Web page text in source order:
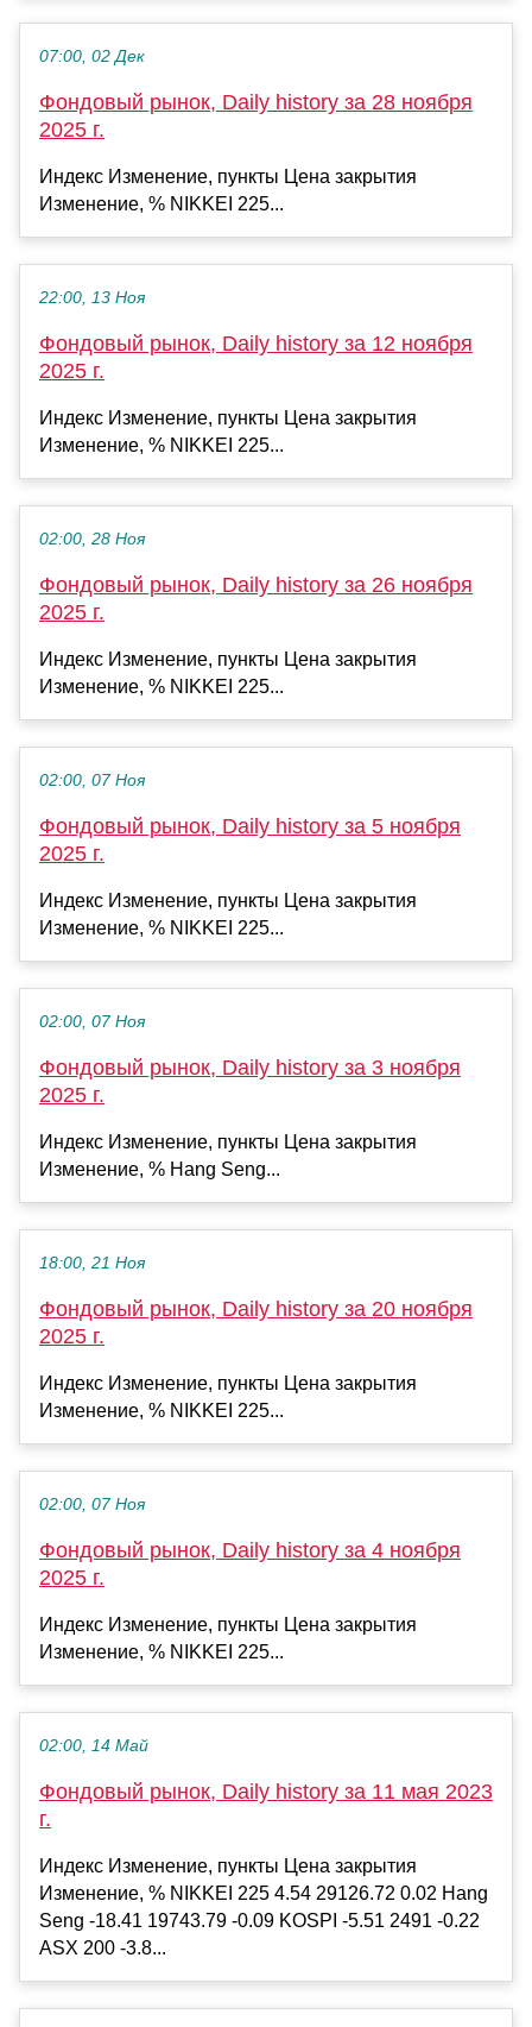
07:00, 02 Дек
Фондовый рынок, Daily history за 28 ноября
2025 г.
Индекс Изменение, пункты Цена закрытия
Изменение, % NIKKEI 225...
22:00, 13 Ноя
Фондовый рынок, Daily history за 12 ноября
2025 г.
Индекс Изменение, пункты Цена закрытия
Изменение, % NIKKEI 225...
02:00, 28 Ноя
Фондовый рынок, Daily history за 26 ноября
2025 г.
Индекс Изменение, пункты Цена закрытия
Изменение, % NIKKEI 225...
02:00, 07 Ноя
Фондовый рынок, Daily history за 5 ноября
2025 г.
Индекс Изменение, пункты Цена закрытия
Изменение, % NIKKEI 225...
02:00, 07 Ноя
Фондовый рынок, Daily history за 3 ноября
2025 г.
Индекс Изменение, пункты Цена закрытия
Изменение, % Hang Seng...
18:00, 21 Ноя
Фондовый рынок, Daily history за 20 ноября
2025 г.
Индекс Изменение, пункты Цена закрытия
Изменение, % NIKKEI 225...
02:00, 07 Ноя
Фондовый рынок, Daily history за 4 ноября
2025 г.
Индекс Изменение, пункты Цена закрытия
Изменение, % NIKKEI 225...
02:00, 14 Май
Фондовый рынок, Daily history за 11 мая 2023
г.
Индекс Изменение, пункты Цена закрытия
Изменение, % NIKKEI 225 4.54 29126.72 0.02 Hang
Seng -18.41 19743.79 -0.09 KOSPI -5.51 2491 -0.22
ASX 200 -3.8...